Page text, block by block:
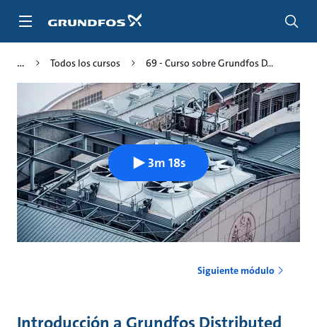
Todos los cursos 69 - Curso sobre Grundfos D...
3m 18s
Siguiente módulo